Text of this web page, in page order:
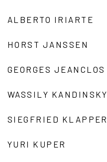
ALBERTO IRIARTE
HORST JANSSEN
GEORGES JEANCLOS
WASSILY KANDINSKY
SIEGFRIED KLAPPER
YURI KUPER